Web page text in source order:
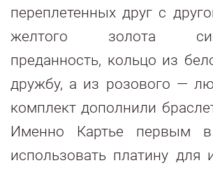
переплетенных друг с
желтого золота
преданность, кольцо из
дружбу, а из розового —
комплект дополнили
Именно Картье первым
использовать платину для